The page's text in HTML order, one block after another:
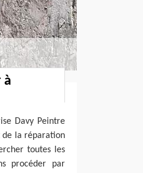
à
Davy Peintre
de la réparation
toutes les
procéder par